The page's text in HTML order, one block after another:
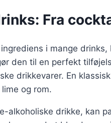
Fra
i mange
den til en perfekt
drikkevarer. En
og rom.
alkoholiske drikke, kan